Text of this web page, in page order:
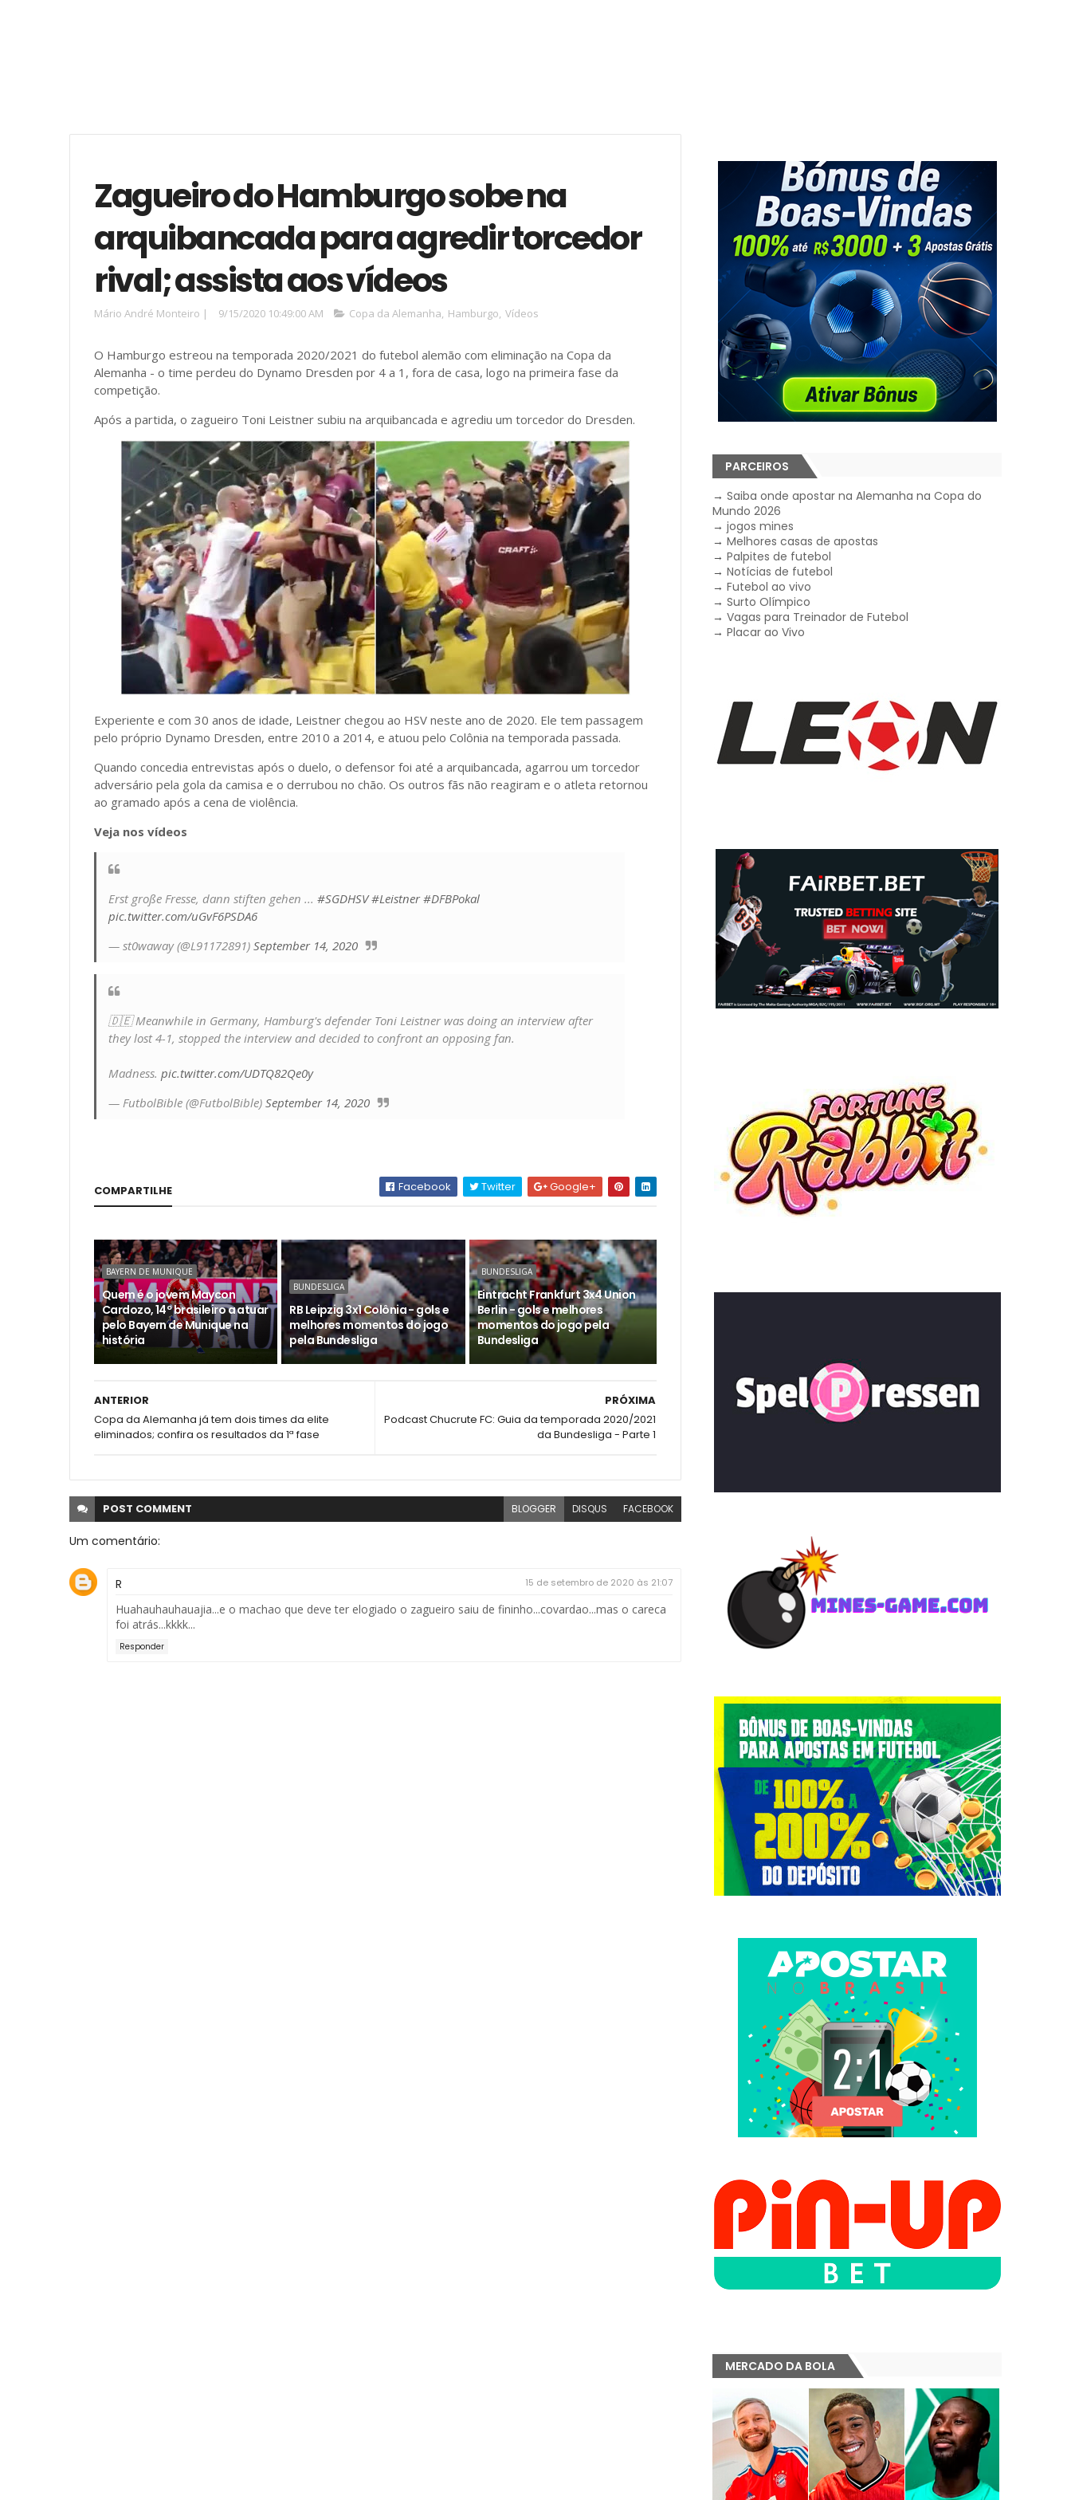
Zagueiro do Hamburgo sobe na
arquibancada para agredir torcedor
rival; assista aos vídeos
Mário André Monteiro | 9/15/2020 10:49:00 AM Copa da Alemanha, Hamburgo, Vídeos
O Hamburgo estreou na temporada 2020/2021 do futebol alemão com eliminação na Copa da
Alemanha - o time perdeu do Dynamo Dresden por 4 a 1, fora de casa, logo na primeira fase da
competição.
Após a partida, o zagueiro Toni Leistner subiu na arquibancada e agrediu um torcedor do Dresden.
Experiente e com 30 anos de idade, Leistner chegou ao HSV neste ano de 2020. Ele tem passagem
pelo próprio Dynamo Dresden, entre 2010 a 2014, e atuou pelo Colônia na temporada passada.
Quando concedia entrevistas após o duelo, o defensor foi até a arquibancada, agarrou um torcedor
adversário pela gola da camisa e o derrubou no chão. Os outros fãs não reagiram e o atleta retornou
ao gramado após a cena de violência.
Veja nos vídeos
Erst große Fresse, dann stiften gehen ... #SGDHSV #Leistner #DFBPokal
pic.twitter.com/uGvF6PSDA6
— st0waway (@L91172891) September 14, 2020
🇩🇪 Meanwhile in Germany, Hamburg's defender Toni Leistner was doing an interview after
they lost 4-1, stopped the interview and decided to confront an opposing fan.
Madness. pic.twitter.com/UDTQ82Qe0y
— FutbolBible (@FutbolBible) September 14, 2020
COMPARTILHE Facebook Twitter Google+
BAYERN DE MUNIQUE
Quem é o jovem Maycon
Cardozo, 14º brasileiro a atuar
pelo Bayern de Munique na
história
BUNDESLIGA
RB Leipzig 3x1 Colônia - gols e
melhores momentos do jogo
pela Bundesliga
BUNDESLIGA
Eintracht Frankfurt 3x4 Union
Berlin - gols e melhores
momentos do jogo pela
Bundesliga
PRÓXIMA
Podcast Chucrute FC: Guia da temporada 2020/2021
da Bundesliga - Parte 1
ANTERIOR
Copa da Alemanha já tem dois times da elite
eliminados; confira os resultados da 1ª fase
POST COMMENT BLOGGER DISQUS FACEBOOK
Um comentário:
R 15 de setembro de 2020 às 21:07
Huahauhauhauajia...e o machao que deve ter elogiado o zagueiro saiu de fininho...covardao...mas o careca
foi atrás...kkkk...
Responder
PARCEIROS
→Saiba onde apostar na Alemanha na Copa do
Mundo 2026
→jogos mines
→Melhores casas de apostas
→Palpites de futebol
→Notícias de futebol
→Futebol ao vivo
→Surto Olímpico
→Vagas para Treinador de Futebol
→Placar ao Vivo
MERCADO DA BOLA